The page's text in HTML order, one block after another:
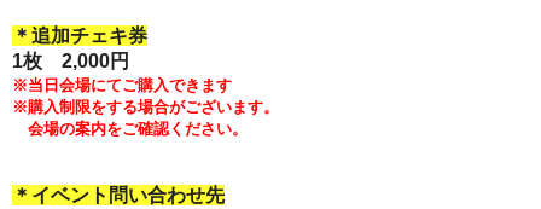
＊追加チェキ券
1枚 2,000円
※当日会場にてご購入できます
※購入制限をする場合がございます。
会場の案内をご確認ください。
＊イベント問い合わせ先